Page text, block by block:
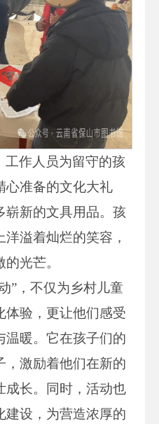
工作人员为留守的孩
心准备的文化大礼
崭新的文具用品。孩
溢着灿烂的笑容，
光芒。
”，不仅为乡村儿童
体验，更让他们感受
温暖。它在孩子们的
，激励着他们在新的
成长。同时，活动也
建设，为营造浓厚的